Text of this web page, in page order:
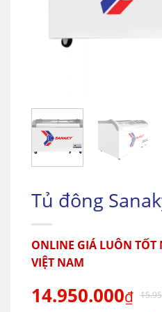
Tủ đông
ONLINE GIÁ LUÔN TỐT
VIỆT NAM
14.950.000₫